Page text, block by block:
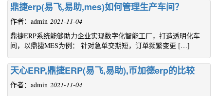
鼎捷erp(易飞,易助,mes)如何管理生产车间？
作者：admin 2021-11-04
鼎捷ERP系统能够助力企业实现数字化智能工厂，打造透明化车
间，以鼎捷MES为例： 针对急单交期短，订单频繁变更 […]
天心ERP,鼎捷ERP(易飞,易助),币加德erp的比较
作者：admin 2021-11-04